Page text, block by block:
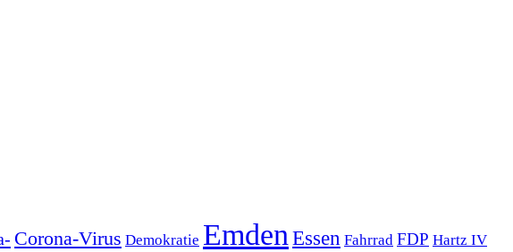
Corona-Virus Demokratie Emden Essen Fahrrad FDP Hartz IV